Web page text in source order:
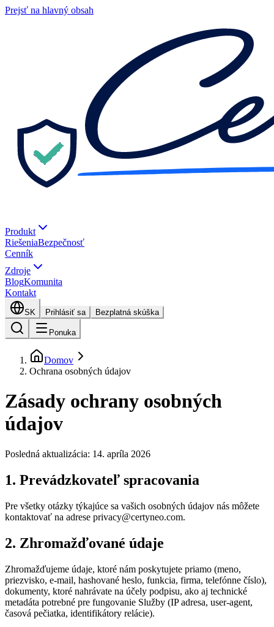
Prejsť na hlavný obsah
Produkt
RiešeniaBezpečnosť
Cenník
Zdroje
BlogKomunita
Kontakt
SK Prihlásiť sa Bezplatná skúška
Ponuka
Domov
Ochrana osobných údajov
Zásady ochrany osobných
údajov
Posledná aktualizácia: 14. apríla 2026
1. Prevádzkovateľ spracovania
Pre všetky otázky týkajúce sa vašich osobných údajov nás môžete
kontaktovať na adrese privacy@certyneo.com.
2. Zhromažďované údaje
Zhromažďujeme údaje, ktoré nám poskytujete priamo (meno,
priezvisko, e-mail, hashované heslo, funkcia, firma, telefónne číslo),
dokumenty, ktoré nahrávate na účely podpisu, ako aj technické
metadáta potrebné pre fungovanie Služby (IP adresa, user-agent,
časová pečiatka, identifikátory relácie).